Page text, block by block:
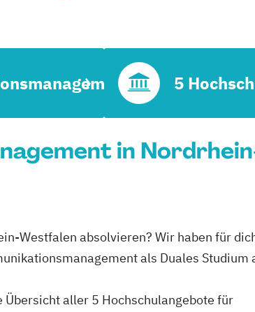
5
in
Westfalen absolvieren? Wir haben für
als Duales Studium
aller 5 Hochschulangebote für